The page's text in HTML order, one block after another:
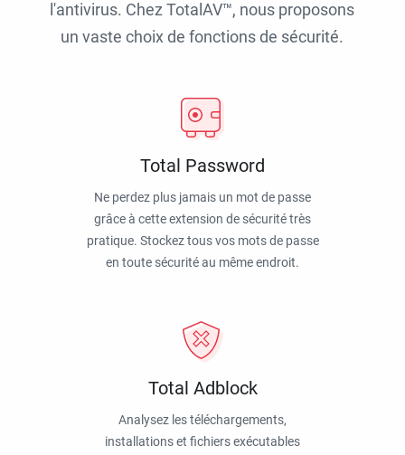
l'antivirus. Chez TotalAV™, nous proposons
un vaste choix de fonctions de sécurité.
Total Password
Ne perdez plus jamais un mot de passe
grâce à cette extension de sécurité très
pratique. Stockez tous vos mots de passe
en toute sécurité au même endroit.
Total Adblock
Analysez les téléchargements,
installations et fichiers exécutables